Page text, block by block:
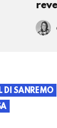
DI SANREMO